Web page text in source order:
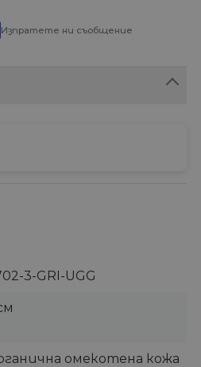
Изпратете ни съобщение
3-GRI-UGG
омекотена кожа